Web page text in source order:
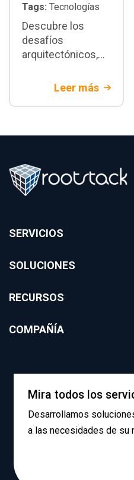
Tags: Tecnologías
Descubre los
desafíos
arquitectónicos,
integración del
Colombia. Aprende
tecnología para
Leer más
SERVICIOS
SOLUCIONES
RECURSOS
COMPAÑÍA
Mira todos los
Desarrollamos
a las necesidades de su